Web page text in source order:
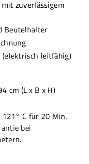
zuverlässigem
Beutelhalter
(elektrisch leitfähig)
cm (L x B x H)
C für 20 Min.
bei